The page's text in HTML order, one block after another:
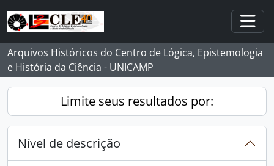
Skip to main content
Arquivos Históricos do Centro de Lógica, Epistemologia
e História da Ciência - UNICAMP
Limite seus resultados por:
Nível de descrição